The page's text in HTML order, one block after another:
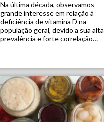
Na última década, observamos
grande interesse em relação à
deficiência de vitamina D na
população geral, devido a sua alta
prevalência e forte correlação
90% da população brasileira
apresenta hipovitaminose D. Em
paralelo, há […]